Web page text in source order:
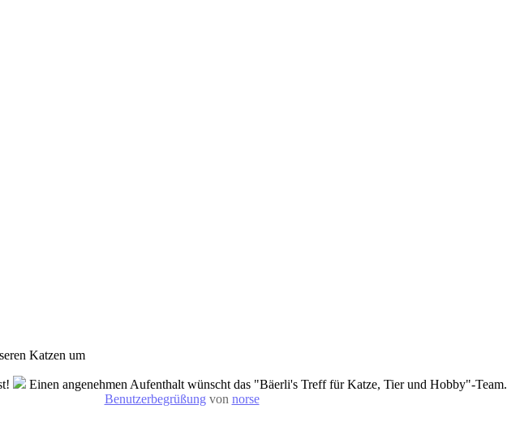
Katzen um
Einen angenehmen Aufenthalt wünscht das "Bäerli's Treff für Katze, Tier und Hobby"-Team.
Benutzerbegrüßung von norse